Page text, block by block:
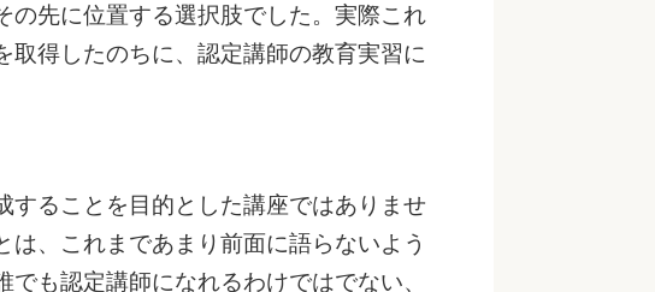
先に位置する選択肢でした。実際これ
取得したのちに、認定講師の教育実習に
することを目的とした講座ではありませ
、これまであまり前面に語らないよう
も認定講師になれるわけではでない、